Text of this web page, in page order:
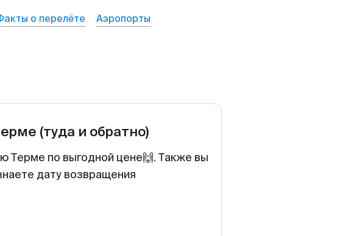
о перелёте Аэропорты
(туда и обратно)
Терме по выгодной цене🙌. Также вы
дату возвращения